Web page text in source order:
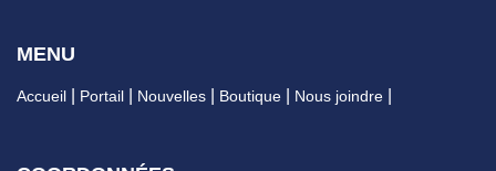
MENU
Accueil Portail Nouvelles Boutique Nous joindre